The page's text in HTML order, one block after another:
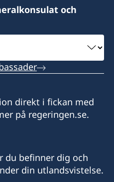
och pass.
och
direkt i fickan med
på regeringen.se.
du befinner dig och
din utlandsvistelse.